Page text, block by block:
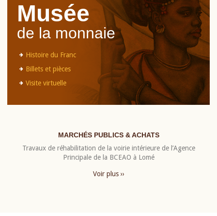
Musée
de la monnaie
Histoire du Franc
Billets et pièces
Visite virtuelle
MARCHÉS PUBLICS & ACHATS
Travaux de réhabilitation de la voirie intérieure de l’Agence
Principale de la BCEAO à Lomé
Voir plus ››